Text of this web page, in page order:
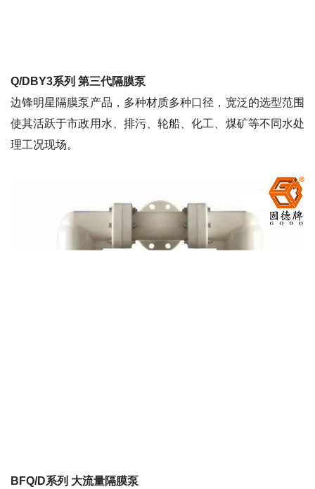
Q/DBY3系列 第三代隔膜泵
边锋明星隔膜泵产品，多种材质多种口径，宽泛的选型范围
使其活跃于市政用水、排污、轮船、化工、煤矿等不同水处
理工况现场。
BFQ/D系列 大流量隔膜泵